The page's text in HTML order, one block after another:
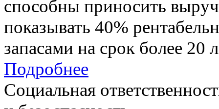
способны приносить
показывать 40%
запасами на срок более 20
Подробнее
Социальная